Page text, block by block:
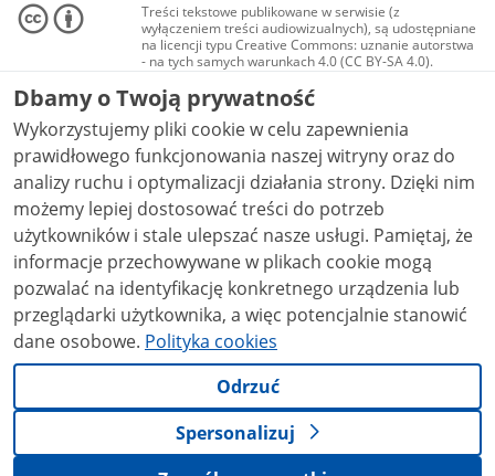
Treści tekstowe publikowane w serwisie (z
wyłączeniem treści audiowizualnych), są udostępniane
na licencji typu Creative Commons: uznanie autorstwa
- na tych samych warunkach 4.0 (CC BY-SA 4.0).
Materiały audiowizualne, w tym zdjęcia, materiały
audio i wideo, są udostępniane na licencji typu
Creative Commons: uznanie autorstwa użycie
niekomercyjne - bez utworów zależnych 4.0 (CC BY-
NC-ND 4.0), o ile nie jest to stwierdzone inaczej.
Dbamy o Twoją prywatność
Wykorzystujemy pliki cookie w celu zapewnienia
prawidłowego funkcjonowania naszej witryny oraz do
analizy ruchu i optymalizacji działania strony. Dzięki nim
możemy lepiej dostosować treści do potrzeb
użytkowników i stale ulepszać nasze usługi. Pamiętaj, że
informacje przechowywane w plikach cookie mogą
pozwalać na identyfikację konkretnego urządzenia lub
przeglądarki użytkownika, a więc potencjalnie stanowić
dane osobowe. Polityka cookies
Odrzuć
Spersonalizuj